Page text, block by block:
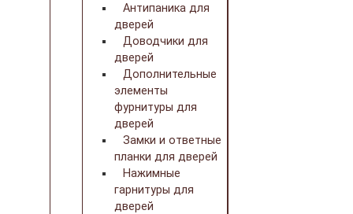
Антипаника для
дверей
Доводчики для
дверей
Дополнительные
элементы
фурнитуры для
дверей
Замки и ответные
планки для дверей
Нажимные
гарнитуры для
дверей